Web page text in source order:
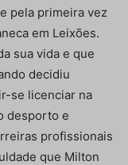
pela primeira vez
em Leixões.
sua vida e que
decidiu
se licenciar na
desporto e
profissionais
que Milton